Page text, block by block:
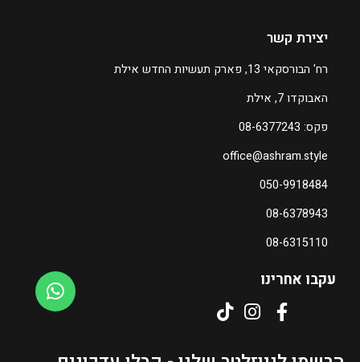
עקבו אחרינו
יצירת קשר
רח' הבורסקאי 13, פארק תעשיות החדש אילת
האבוקדו 7, אילת
פקס: 08-6377243
office@ashram.style
050-9918484
08-6378943
08-6315110